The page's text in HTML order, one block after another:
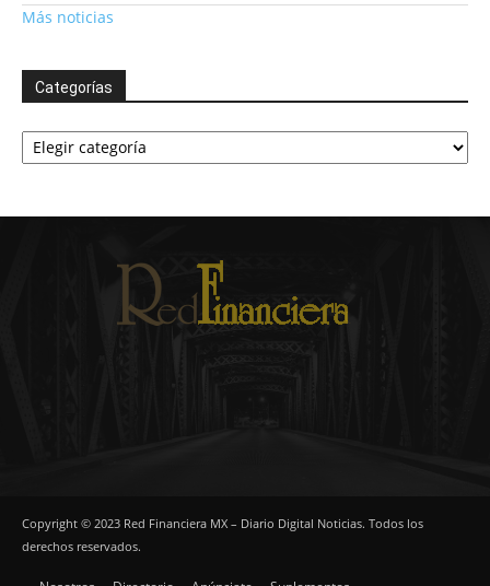
Más noticias
Categorías
Categorías
Copyright © 2023 Red Financiera MX – Diario Digital Noticias. Todos los
derechos reservados.